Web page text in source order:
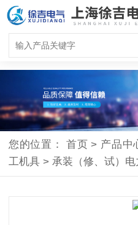
您的位置：首页 > 产品中
工机具 > 承装（修、试）